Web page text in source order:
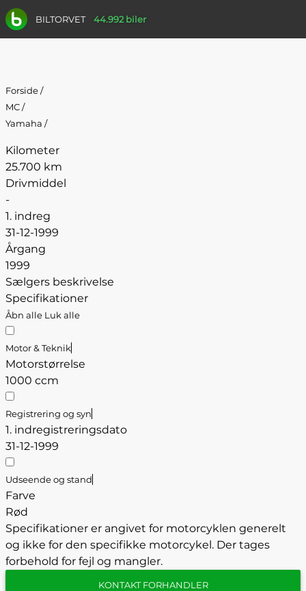
BILTORVET 44.992 biler
Forside/
MC/
Yamaha /
Kilometer
25.700 km
Drivmiddel
-
1. indreg
31-12-1999
Årgang
1999
Sælgers beskrivelse
Specifikationer
Åbn alle Luk alle
Motor & Teknik
Motorstørrelse
1000 ccm
Registrering og syn
1. indregistreringsdato
31-12-1999
Udseende og stand
Farve
Rød
Specifikationer er angivet for motorcyklen generelt
og ikke for den specifikke motorcykel. Der tages
forbehold for fejl og mangler.
KONTAKT FORHANDLER